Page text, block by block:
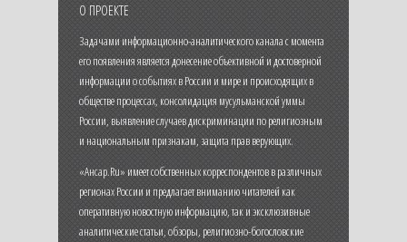
О ПРОЕКТЕ
Задачами информационно-аналитического канала с момента
его появления является донесение объективной и достоверной
информации о событиях в России и мире и происходящих в
обществе процессах, консолидация мусульманской уммы
России, выявление случаев дискриминации по религиозным
и национальным признакам, защита прав верующих.
«Ансар.Ru» имеет собственных корреспондентов в различных
регионах России и предлагает вниманию читателей как
оперативную новостную информацию, так и эксклюзивные
аналитические статьи, обзоры, религиозно-богословские